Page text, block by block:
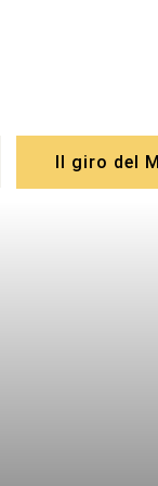
Il giro del